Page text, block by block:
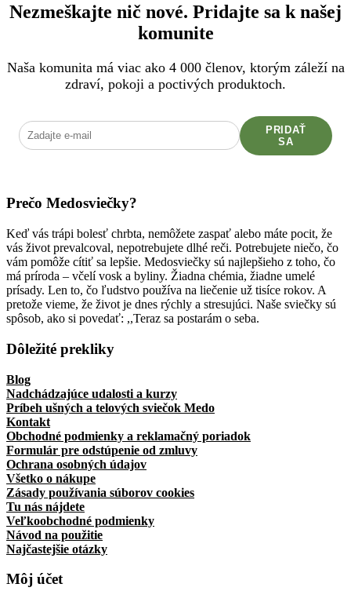
Nezmeškajte nič nové. Pridajte sa k našej
komunite
Naša komunita má viac ako 4 000 členov, ktorým záleží na
zdraví, pokoji a poctivých produktoch.
PRIDAŤ
SA
Prečo Medosviečky?
Keď vás trápi bolesť chrbta, nemôžete zaspať alebo máte pocit, že
vás život prevalcoval, nepotrebujete dlhé reči. Potrebujete niečo, čo
vám pomôže cítiť sa lepšie. Medosviečky sú najlepšieho z toho, čo
má príroda – včelí vosk a byliny. Žiadna chémia, žiadne umelé
prísady. Len to, čo ľudstvo používa na liečenie už tisíce rokov. A
pretože vieme, že život je dnes rýchly a stresujúci. Naše sviečky sú
spôsob, ako si povedať: ,,Teraz sa postarám o seba.
Dôležité prekliky
Blog
Nadchádzajúce udalosti a kurzy
Príbeh ušných a telových sviečok Medo
Kontakt
Obchodné podmienky a reklamačný poriadok
Formulár pre odstúpenie od zmluvy
Ochrana osobných údajov
Všetko o nákupe
Zásady používania súborov cookies
Tu nás nájdete
Veľkoobchodné podmienky
Návod na použitie
Najčastejšie otázky
Môj účet